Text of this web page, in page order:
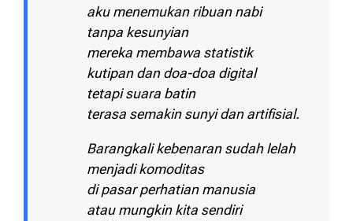
aku menemukan ribuan nabi
tanpa kesunyian
mereka membawa statistik
kutipan dan doa-doa digital
tetapi suara batin
terasa semakin sunyi dan artifisial.
Barangkali kebenaran sudah lelah
menjadi komoditas
di pasar perhatian manusia
atau mungkin kita sendiri